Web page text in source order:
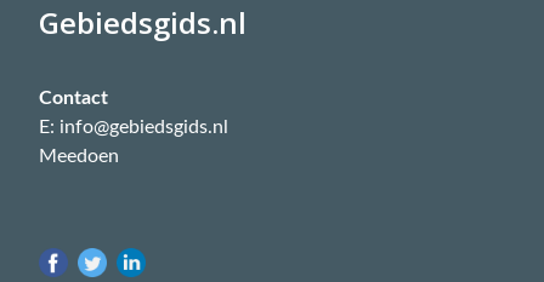
Gebiedsgids.nl
Contact
E: info@gebiedsgids.nl
Meedoen